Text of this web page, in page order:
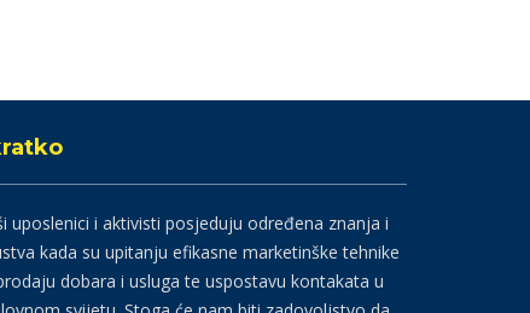
uposlenici i aktivisti posjeduju određena znanja i
kada su upitanju efikasne marketinške tehnike
dobara i usluga te uspostavu kontakata u